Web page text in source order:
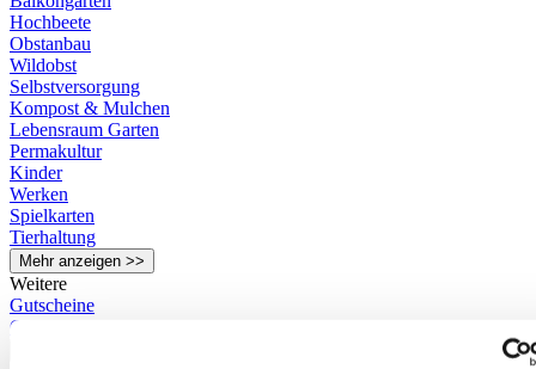
Hochbeete
Obstanbau
Wildobst
Selbstversorgung
Kompost & Mulchen
Lebensraum Garten
Permakultur
Kinder
Werken
Spielkarten
Tierhaltung
Mehr anzeigen >>
Weitere
Gutscheine
Geschenkideen